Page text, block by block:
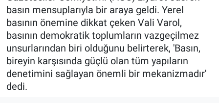
basın mensuplarıyla bir araya geldi. Yerel
basının önemine dikkat çeken Vali Varol,
basının demokratik toplumların vazgeçilmez
unsurlarından biri olduğunu belirterek, 'Basın,
bireyin karşısında güçlü olan tüm yapıların
denetimini sağlayan önemli bir mekanizmadır'
dedi.